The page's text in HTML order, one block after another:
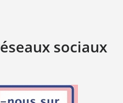
sociaux